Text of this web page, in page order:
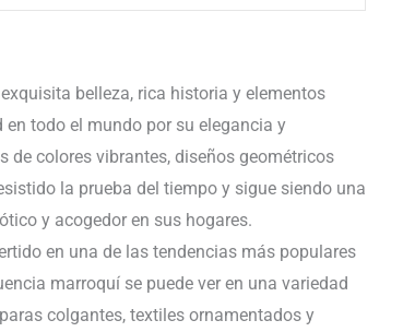
belleza, rica historia y elementos
todo el mundo por su elegancia y
colores vibrantes, diseños geométricos
la prueba del tiempo y sigue siendo una
y acogedor en sus hogares.
en una de las tendencias más populares
marroquí se puede ver en una variedad
colgantes, textiles ornamentados y